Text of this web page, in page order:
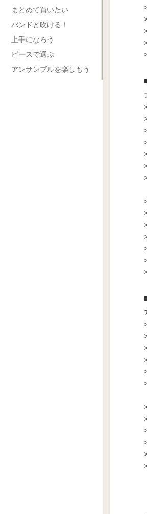
まとめて買いたい
バンドと吹ける！
上手になろう
ピースで選ぶ
アンサンブルを楽しもう